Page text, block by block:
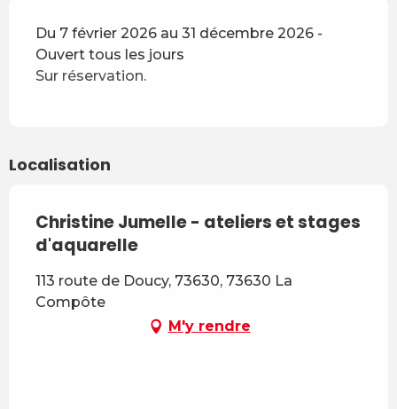
Du 7 février 2026 au 31 décembre 2026 -
Ouvert tous les jours
Sur réservation.
Localisation
Christine Jumelle - ateliers et stages
d'aquarelle
113 route de Doucy, 73630, 73630 La
Compôte
M'y rendre